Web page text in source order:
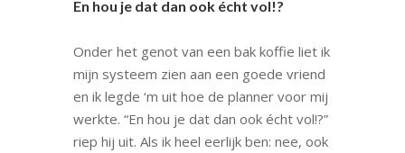
En hou je dat dan ook écht vol!?
Onder het genot van een bak koffie liet ik
mijn systeem zien aan een goede vriend
en ik legde ‘m uit hoe de planner voor mij
werkte. “En hou je dat dan ook écht vol!?”
riep hij uit. Als ik heel eerlijk ben: nee, ook